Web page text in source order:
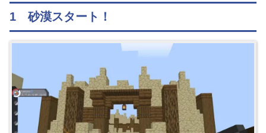
1 砂漠スタート！